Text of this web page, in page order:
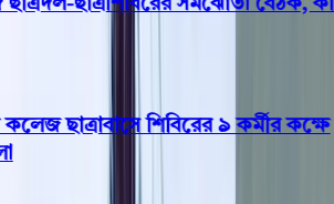
ছাত্রশিবিরের সমঝোতা বৈঠক, কাটল
ছাত্রাবাসে শিবিরের ৯ কর্মীর কক্ষে